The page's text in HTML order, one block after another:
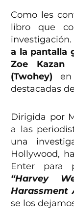
Como les
libro que
a la pantalla
Zoe Kazan
(Twohey) en
destacadas
Dirigida por
a las
una
Hollywood,
Enter para
“Harvey
Harassment
se los